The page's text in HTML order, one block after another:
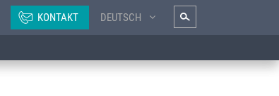
KONTAKT DEUTSCH